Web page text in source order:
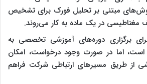
مبتنی بر تحلیل فورک برای تشخیص
مغناطیسی در یک ماده به کار می‌روند.
برگزاری دوره‌های آموزشی تخصصی به
اما در صورت وجود درخواست، امکان
از طریق مسیرهای ارتباطی شرکت فراهم